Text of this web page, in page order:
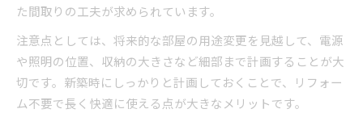
た間取りの工夫が求められています。
注意点としては、将来的な部屋の用途変更を見越して、電源
や照明の位置、収納の大きさなど細部まで計画することが大
切です。新築時にしっかりと計画しておくことで、リフォー
ム不要で長く快適に使える点が大きなメリットです。